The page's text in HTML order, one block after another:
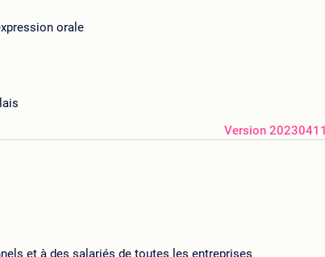
orale
Version 20230411